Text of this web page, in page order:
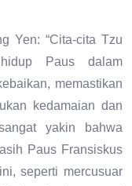
Yen: “Cita-cita Tzu
Paus dalam
memastikan
kedamaian dan
yakin bahwa
Paus Fransiskus
seperti mercusuar